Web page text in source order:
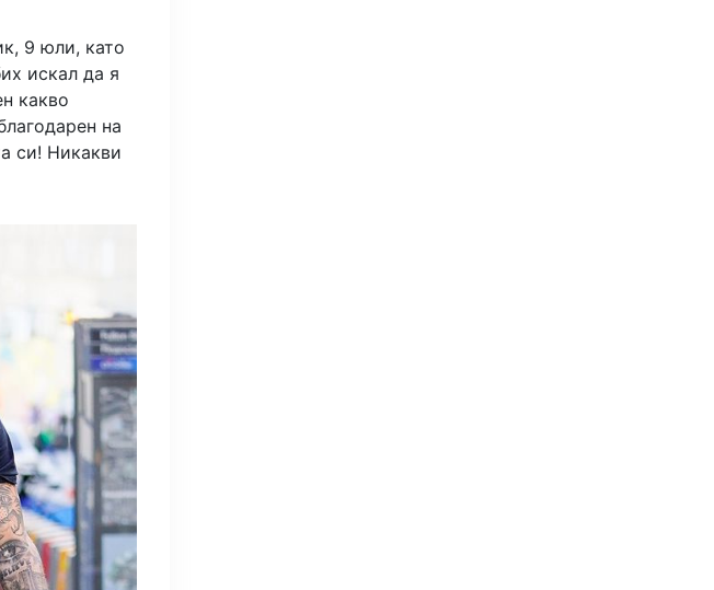
9 юли, като
искал да я
какво
на
си! Никакви